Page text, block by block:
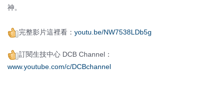
神。
完整影片這裡看： youtu.be/NW7538LDb5g
訂閱生技中心 DCB Channel：
www.youtube.com/c/DCBchannel